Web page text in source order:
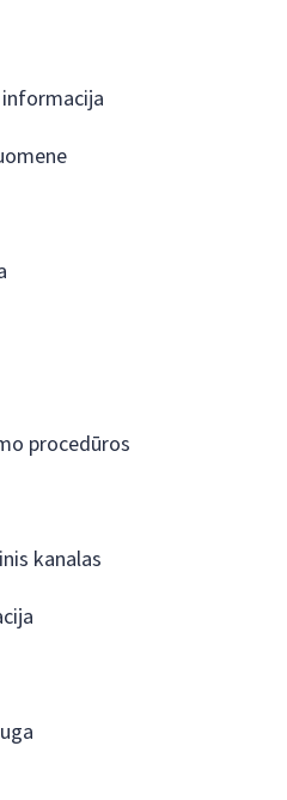
procedūros
kanalas